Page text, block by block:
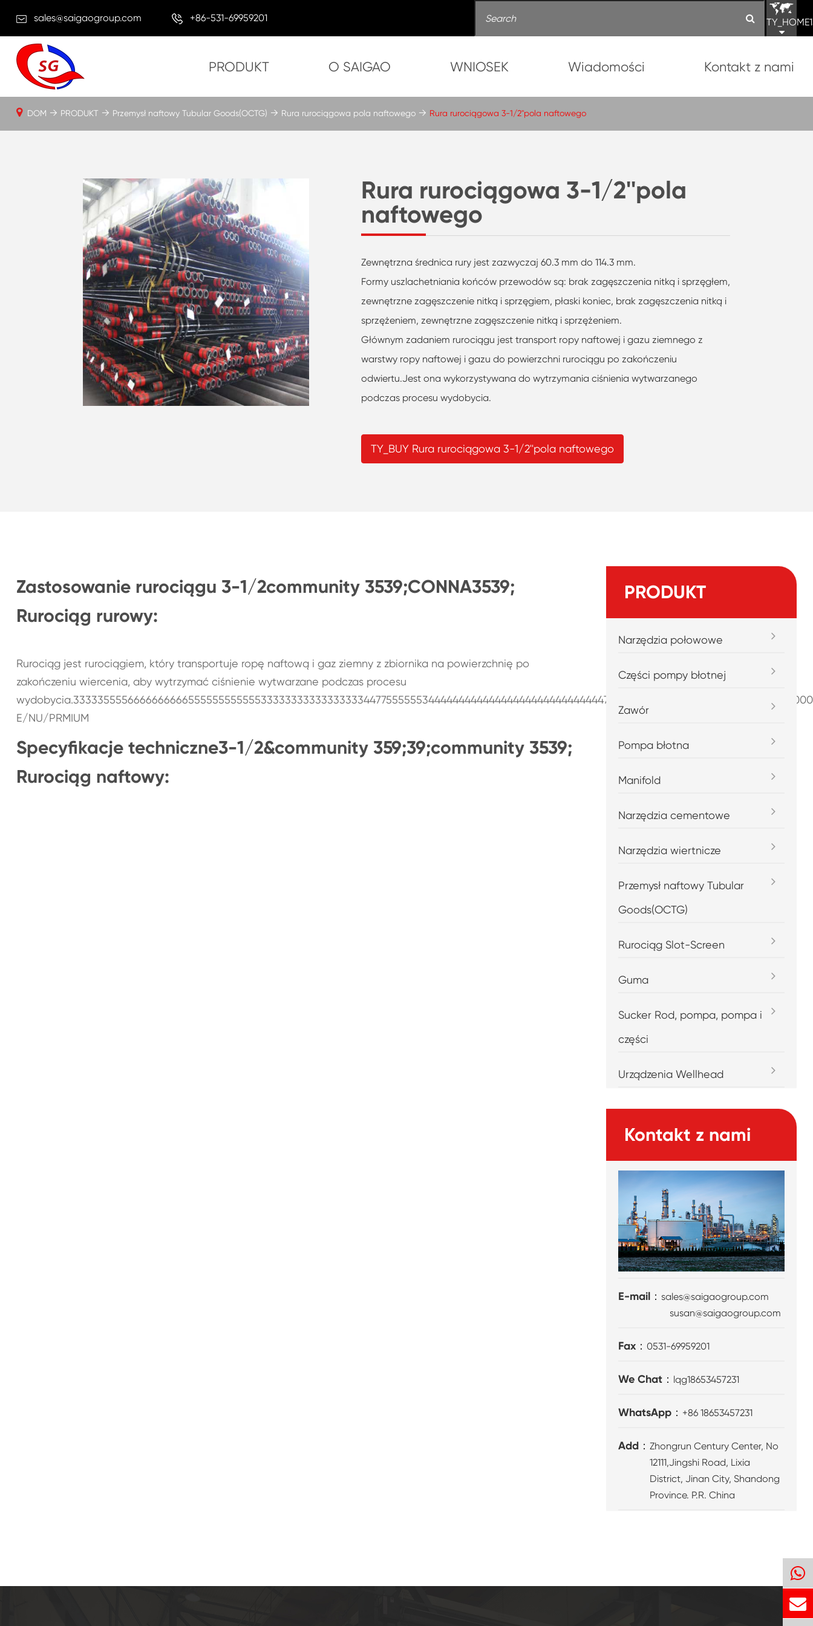
sales@saigaogroup.com +86-531-69959201
PRODUKT O SAIGAO WNIOSEK Wiadomości Kontakt z nami
Rura rurociągowa 3-1/2''pola
naftowego
Zewnętrzna średnica rury jest zazwyczaj 60.3 mm do 114.3 mm.
Formy uszlachetniania końców przewodów są: brak zagęszczenia nitką i sprzęgłem,
zewnętrzne zagęszczenie nitką i sprzęgiem, płaski koniec, brak zagęszczenia nitką i
sprzężeniem, zewnętrzne zagęszczenie nitką i sprzężeniem.
Głównym zadaniem rurociągu jest transport ropy naftowej i gazu ziemnego z
warstwy ropy naftowej i gazu do powierzchni rurociągu po zakończeniu
odwiertu.Jest ona wykorzystywana do wytrzymania ciśnienia wytwarzanego
podczas procesu wydobycia.
TY_BUY Rura rurociągowa 3-1/2''pola naftowego
DOM PRODUKT Przemysł naftowy Tubular Goods(OCTG) Rura rurociągowa pola naftowego Rura rurociągowa 3-1/2''pola naftowego
Zastosowanie rurociągu 3-1/2community 3539;CONNA3539;
Rurociąg rurowy:
Rurociąg jest rurociągiem, który transportuje ropę naftową i gaz ziemny z zbiornika na powierzchnię po
zakończeniu wiercenia, aby wytrzymać ciśnienie wytwarzane podczas procesu
E/NU/PRMIUM
Specyfikacje techniczne3-1/2&community 359;39;community 3539;
Rurociąg naftowy:
PRODUKT
Narzędzia połowowe
Części pompy błotnej
Zawór
Pompa błotna
Manifold
Narzędzia cementowe
Narzędzia wiertnicze
Przemysł naftowy Tubular
Goods(OCTG)
Rurociąg Slot-Screen
Guma
Sucker Rod, pompa, pompa i
części
Urządzenia Wellhead
Kontakt z nami
E-mail：sales@saigaogroup.com
susan@saigaogroup.com
Fax：0531-69959201
We Chat： lqg18653457231
WhatsApp： +86 18653457231
Add：Zhongrun Century Center, No
12111,Jingshi Road, Lixia
District, Jinan City, Shandong
Province. P.R. China